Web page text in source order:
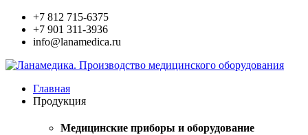
+7 812 715-6375
+7 901 311-3936
info@lanamedica.ru
Главная
Продукция
Медицинские приборы и оборудование